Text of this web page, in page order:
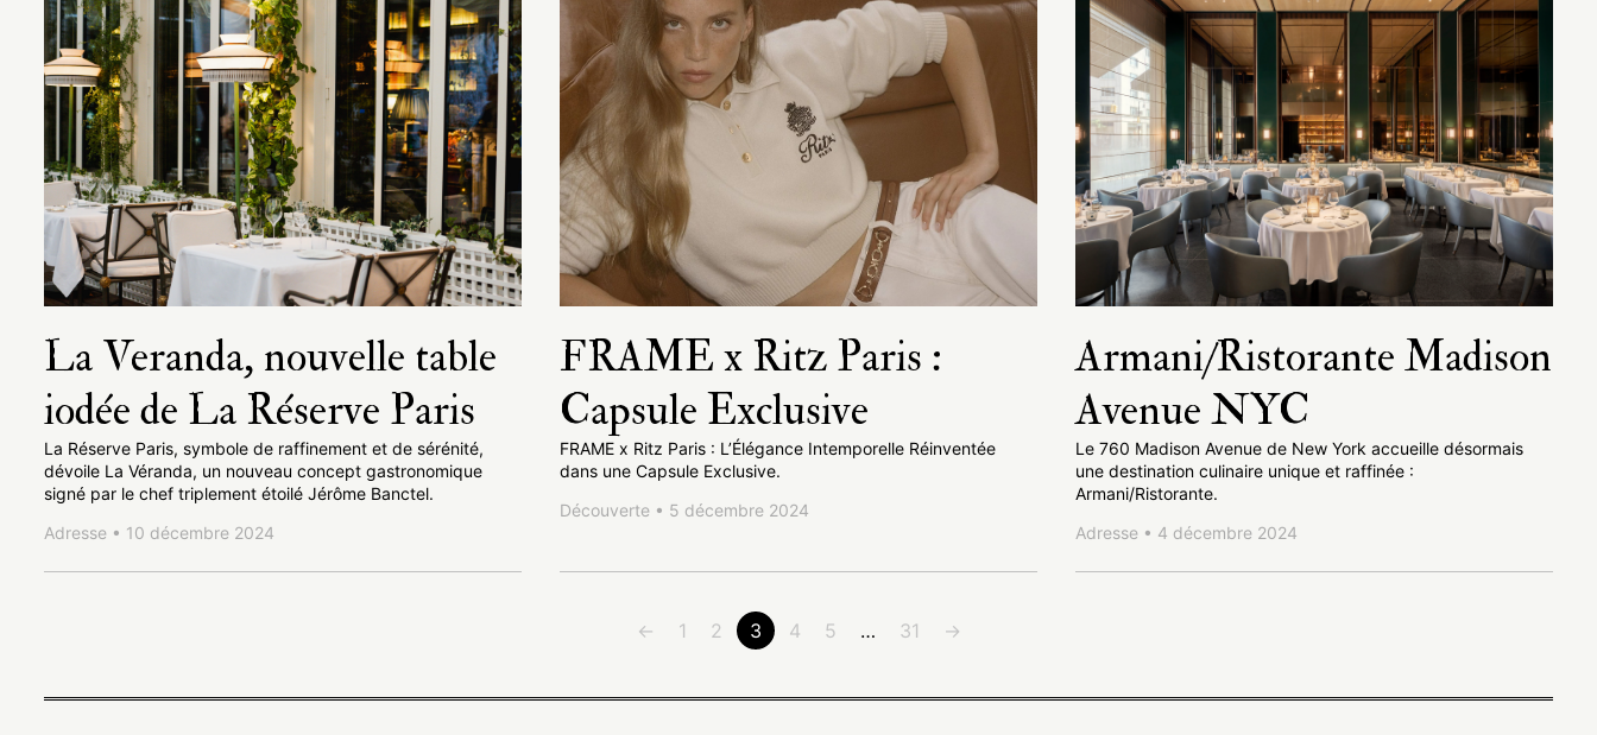
La Veranda, nouvelle table
iodée de La Réserve Paris
La Réserve Paris, symbole de raffinement et de sérénité,
dévoile La Véranda, un nouveau concept gastronomique
signé par le chef triplement étoilé Jérôme Banctel.
Adresse • 10 décembre 2024
FRAME x Ritz Paris :
Capsule Exclusive
FRAME x Ritz Paris : L’Élégance Intemporelle Réinventée
dans une Capsule Exclusive.
Découverte • 5 décembre 2024
Armani/Ristorante Madison
Avenue NYC
Le 760 Madison Avenue de New York accueille désormais
une destination culinaire unique et raffinée :
Armani/Ristorante.
Adresse • 4 décembre 2024
← 1 2 3 4 5 … 31 →